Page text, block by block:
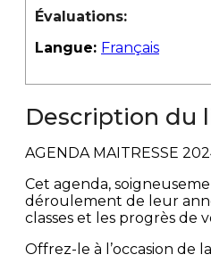
Évaluations:
Langue: Français
Description du
AGENDA MAITRESSE
Cet agenda,
déroulement de leur
classes et les progrès de
Offrez-le à l’occasion de